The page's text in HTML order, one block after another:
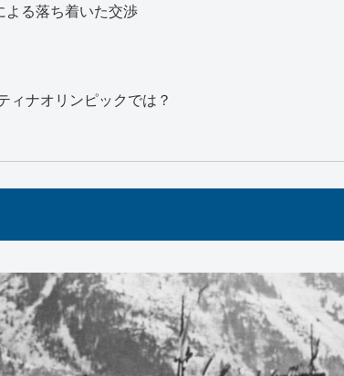
よる落ち着いた交渉
ィナオリンピックでは？